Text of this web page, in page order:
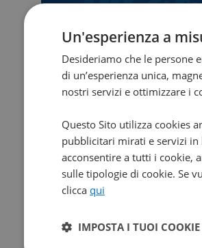
Un'esperienza a
Desideriamo che le persone
di un’esperienza unica,
nostri servizi e ottimizzare i
Questo Sito utilizza cookies
pubblicitari mirati e servizi in
acconsentire a tutti i cookie,
sulle tipologie di cookie. Se
clicca qui
IMPOSTA I TUOI COOKIE